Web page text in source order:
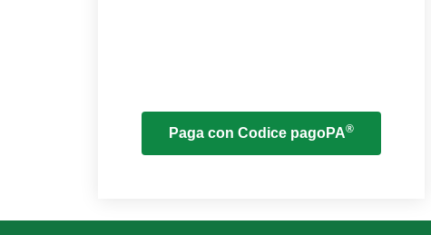
Paga con Codice pagoPA®